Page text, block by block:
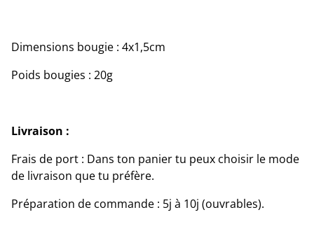
Dimensions bougie : 4x1,5cm
Poids bougies : 20g
Livraison :
Frais de port : Dans ton panier tu peux choisir le mode
de livraison que tu préfère.
Préparation de commande : 5j à 10j (ouvrables).